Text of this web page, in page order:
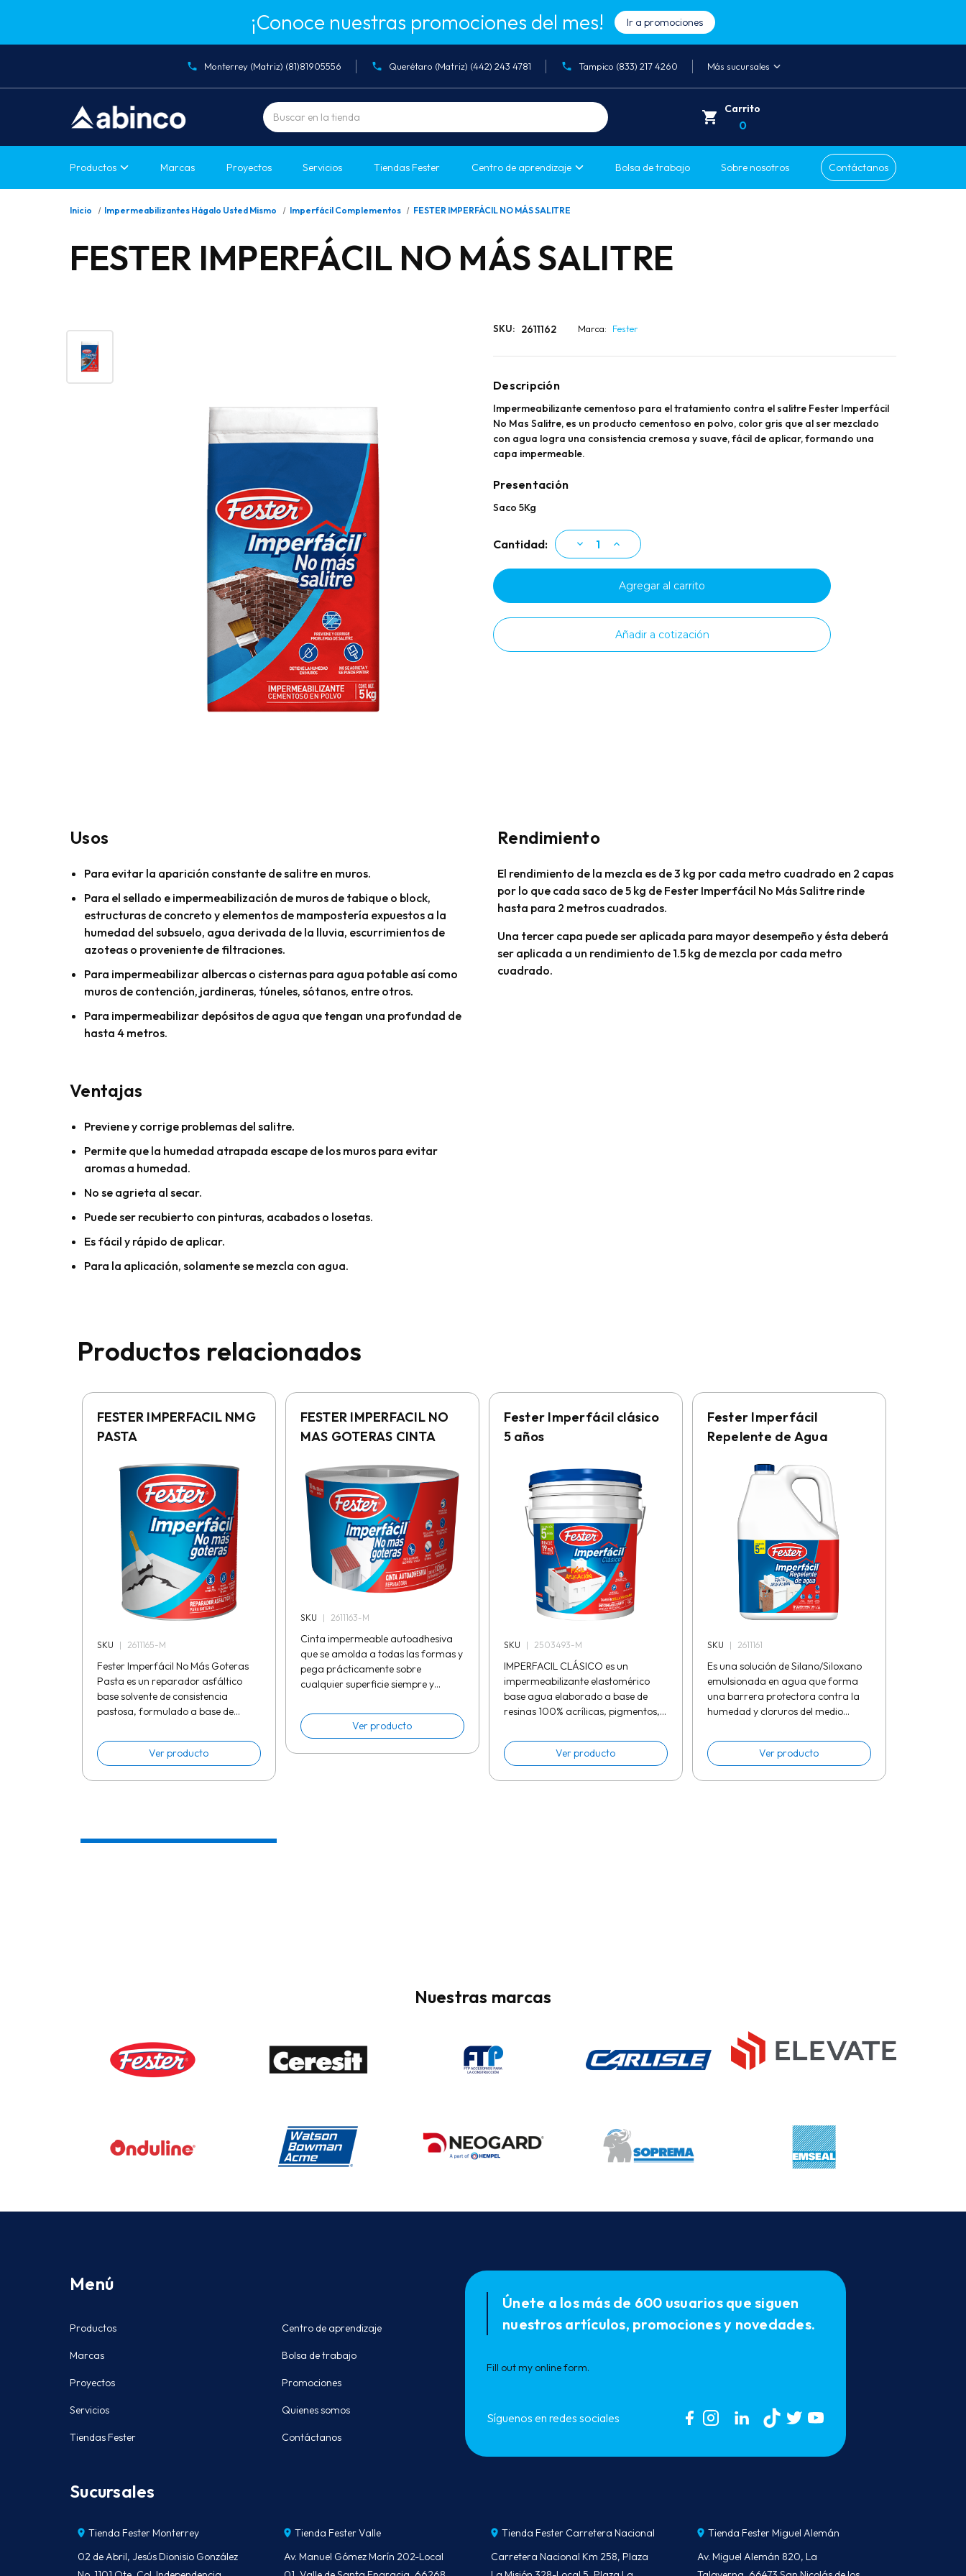
¡Conoce nuestras promociones del mes! Ir a promociones
Monterrey (Matriz) (81)81905556 Querétaro (Matriz) (442) 243 4781 Tampico (833) 217 4260 Más sucursales
Buscar Carrito
0
Productos Marcas Proyectos Servicios Tiendas Fester Centro de aprendizaje Bolsa de trabajo Sobre nosotros Contáctanos
Inicio Impermeabilizantes Hágalo Usted Mismo Imperfácil Complementos FESTER IMPERFÁCIL NO MÁS SALITRE
FESTER IMPERFÁCIL NO MÁS SALITRE
SKU: 2611162 Marca: Fester
Descripción
Impermeabilizante cementoso para el tratamiento contra el salitre Fester Imperfácil
No Mas Salitre, es un producto cementoso en polvo, color gris que al ser mezclado
con agua logra una consistencia cremosa y suave, fácil de aplicar, formando una
capa impermeable.
Presentación
Saco 5Kg
Existencias
Cantidad: Disminuir
IMPERFÁCIL
NO
Aumentar
FESTER
IMPERFÁCIL
NO
Añadir a cotización
Usos
Para evitar la aparición constante de salitre en muros.
Para el sellado e impermeabilización de muros de tabique o block,
estructuras de concreto y elementos de mampostería expuestos a la
humedad del subsuelo, agua derivada de la lluvia, escurrimientos de
azoteas o proveniente de filtraciones.
Para impermeabilizar albercas o cisternas para agua potable así como
muros de contención, jardineras, túneles, sótanos, entre otros.
Para impermeabilizar depósitos de agua que tengan una profundad de
hasta 4 metros.
Rendimiento
El rendimiento de la mezcla es de 3 kg por cada metro cuadrado en 2 capas
por lo que cada saco de 5 kg de Fester Imperfácil No Más Salitre rinde
hasta para 2 metros cuadrados.
Una tercer capa puede ser aplicada para mayor desempeño y ésta deberá
ser aplicada a un rendimiento de 1.5 kg de mezcla por cada metro
cuadrado.
Ventajas
Previene y corrige problemas del salitre.
Permite que la humedad atrapada escape de los muros para evitar
aromas a humedad.
No se agrieta al secar.
Puede ser recubierto con pinturas, acabados o losetas.
Es fácil y rápido de aplicar.
Para la aplicación, solamente se mezcla con agua.
Productos relacionados
FESTER IMPERFACIL NMG
PASTA
SKU | 2611165-M
Fester Imperfácil No Más Goteras
Pasta es un reparador asfáltico
base solvente de consistencia
pastosa, formulado a base de
especiales de rápida evaporación,
rellenos...
Ver producto
FESTER IMPERFACIL NO
MAS GOTERAS CINTA
SKU | 2611163-M
Cinta impermeable autoadhesiva
que se amolda a todas las formas y
pega prácticamente sobre
cualquier superficie siempre y
Para tapar goteras en techos de...
Ver producto
Fester Imperfácil clásico
5 años
SKU | 2503493-M
IMPERFACIL CLÁSICO es un
impermeabilizante elastomérico
base agua elaborado a base de
resinas 100% acrílicas, pigmentos,
durabilidades de 3 y 5 años. Usos
Como...
Ver producto
Fester Imperfácil
Repelente de Agua
SKU | 2611161
Es una solución de Silano/Siloxano
emulsionada en agua que forma
una barrera protectora contra la
humedad y cloruros del medio
capilaridad del material en el que
se...
Ver producto
Nuestras marcas
Menú
Productos
Marcas
Proyectos
Servicios
Tiendas Fester
Centro de aprendizaje
Bolsa de trabajo
Promociones
Quienes somos
Contáctanos
Únete a los más de 600 usuarios que siguen
nuestros artículos, promociones y novedades.
Fill out my online form.
Síguenos en redes sociales
Sucursales
Tienda Fester Monterrey
02 de Abril, Jesús Dionisio González
Tienda Fester Valle
Av. Manuel Gómez Morín 202-Local
Tienda Fester Carretera Nacional
Carretera Nacional Km 258, Plaza
Tienda Fester Miguel Alemán
Av. Miguel Alemán 820, La